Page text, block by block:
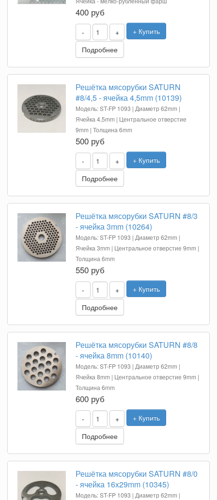
400 руб
- +
+ Купить
Подробнее
Решётка мясорубки SATURN
#8/4,5 - ячейка 4,5mm (10139)
Модель: ST-FP 1093 | Диаметр 62mm |
Ячейка 4,5mm | Центральное отверстие
9mm | Толщина 6mm
500 руб
- +
+ Купить
Подробнее
Решётка мясорубки SATURN #8/3
- ячейка 3mm (10264)
Модель: ST-FP 1093 | Диаметр 62mm |
Ячейка 3mm | Центральное отверстие 9mm |
Толщина 6mm
550 руб
- +
+ Купить
Подробнее
Решётка мясорубки SATURN #8/8
- ячейка 8mm (10140)
Модель: ST-FP 1093 | Диаметр 62mm |
Ячейка 8mm | Центральное отверстие 9mm |
Толщина 6mm
600 руб
- +
+ Купить
Подробнее
Решётка мясорубки SATURN #8/0
- ячейка 16x29mm (10345)
Модель: ST-FP 1093 | Диаметр 62mm |